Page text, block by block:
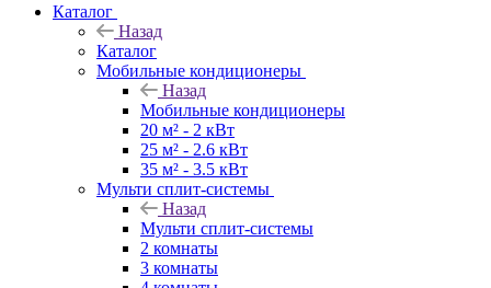
Каталог
Назад
Каталог
Мобильные кондиционеры
Назад
Мобильные кондиционеры
20 м² - 2 кВт
25 м² - 2.6 кВт
35 м² - 3.5 кВт
Мульти сплит-системы
Назад
Мульти сплит-системы
2 комнаты
3 комнаты